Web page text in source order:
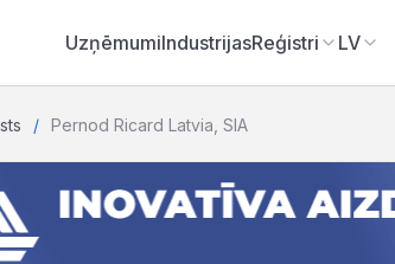
UzņēmumiIndustrijasReģistri LV
Pernod Ricard Latvia, SIA